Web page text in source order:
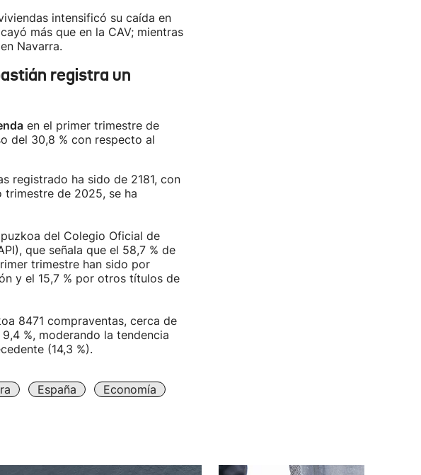
intensificó su caída en
más que en la CAV; mientras
Navarra.
registra un
en el primer trimestre de
del 30,8 % con respecto al
registrado ha sido de 2181, con
trimestre de 2025, se ha
del Colegio Oficial de
que señala que el 58,7 % de
trimestre han sido por
y el 15,7 % por otros títulos de
8471 compraventas, cerca de
%, moderando la tendencia
(14,3 %).
España Economía